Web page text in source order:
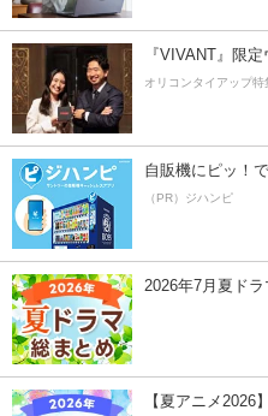
『VIVANT』限
オリコンタイアップ特
自販機にピッ！
（PR）ジハンピ
2026年7月夏ド
【夏アニメ2026